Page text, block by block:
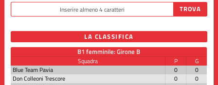
LA CLASSIFICA
B1 femminile: Girone B
Squadra P
G
Blue Team Pavia
0
0
Don Colleoni Trescore
0
0